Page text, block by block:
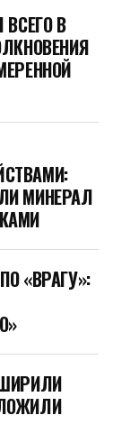
ВСЕГО В
МИНЕРАЛ
«ВРАГУ»: